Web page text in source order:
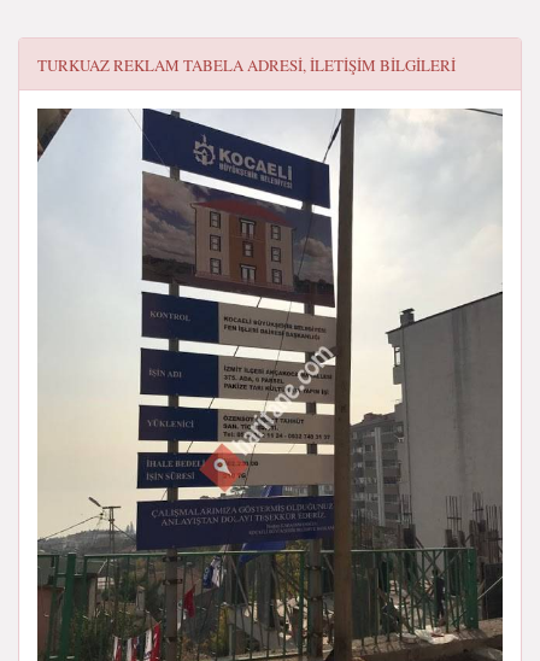
TURKUAZ REKLAM TABELAADRESI, ILETIŞIM BILGILERI